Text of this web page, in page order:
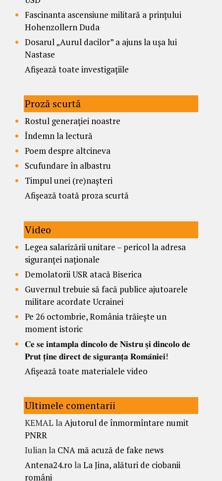
Fascinanta ascensiune militară a prințului
Hohenzollern Duda
Dosarul „Aurul dacilor” a ajuns la ușa lui
Nastase
Afișează toate investigațiile
Proză scurtă
Rostul generației noastre
Îndemn la lectură
Poem despre altcineva
Scufundare în albastru
Timpul unei (re)nașteri
Afișează toată proza scurtă
Video
Legea salarizării unitare – pericol la adresa
siguranței naționale
Demolatorii USR atacă Biserica
Guvernul trebuie să facă publice ajutoarele
militare acordate Ucrainei
Pe 26 octombrie, România trăiește un
moment istoric
𝐂𝐞 𝐬𝐞 𝐢𝐧𝐭𝐚𝐦𝐩𝐥𝐚 𝐝𝐢𝐧𝐜𝐨𝐥𝐨 𝐝𝐞 𝐍𝐢𝐬𝐭𝐫𝐮 𝐬̦𝐢 𝐝𝐢𝐧𝐜𝐨𝐥𝐨 𝐝𝐞
𝐏𝐫𝐮𝐭 𝐭̦𝐢𝐧𝐞 𝐝𝐢𝐫𝐞𝐜𝐭 𝐝𝐞 𝐬𝐢𝐠𝐮𝐫𝐚𝐧𝐭̦𝐚 𝐑𝐨𝐦𝐚̂𝐧𝐢𝐞𝐢!
Afișează toate materialele video
Ultimele comentarii
KEMAL laAjutorul de înmormîntare numit
PNRR
Iulianla CNA mă acuză de fake news
Antena24.ro laLa Jina, alături de ciobanii
români